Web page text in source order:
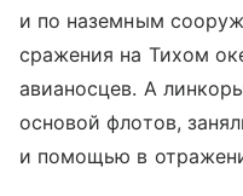
и по наземным
сражения на Тихом
авианосцев. А
основой флотов,
и помощью в